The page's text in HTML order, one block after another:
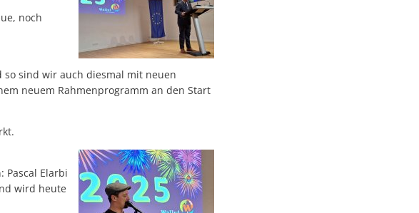
noch
sind wir auch diesmal mit neuen
neuem Rahmenprogramm an den Start
Pascal Elarbi
wird heute